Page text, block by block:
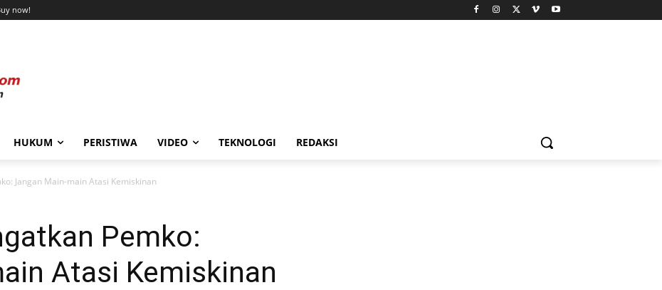
now!
HUKUM PERISTIWA VIDEO TEKNOLOGI REDAKSI
Jangan Main-main Atasi Kemiskinan
Pemko:
Atasi Kemiskinan